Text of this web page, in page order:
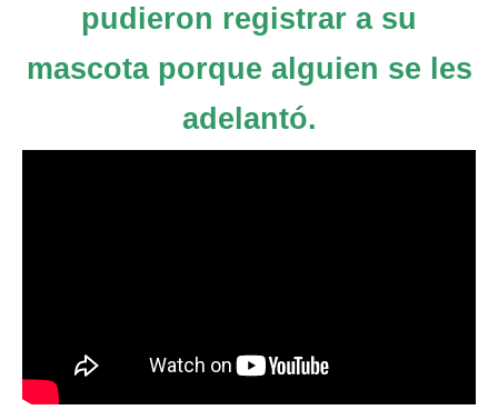
pudieron registrar a su
mascota porque alguien se les
adelantó.